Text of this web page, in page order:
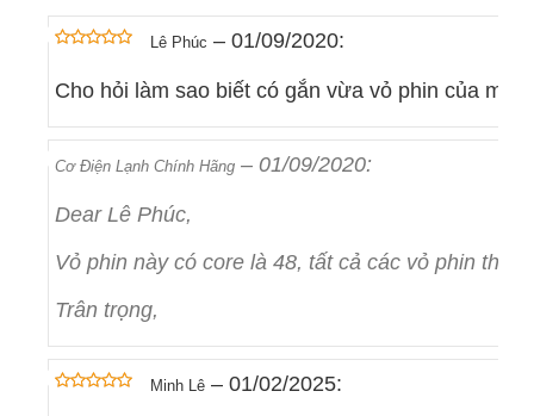
Lê Phúc – 01/09/2020:
Cho hỏi làm sao biết có gắn vừa vỏ phin của
Cơ Điện Lạnh Chính Hãng – 01/09/2020:
Dear Lê Phúc,
Vỏ phin này có core là 48, tất cả các vỏ phin
Trân trọng,
Minh Lê – 01/02/2025: